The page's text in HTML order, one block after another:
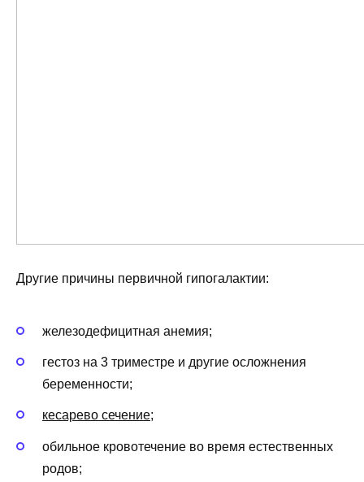
Другие причины первичной гипогалактии:
железодефицитная анемия;
гестоз на 3 триместре и другие осложнения
беременности;
кесарево сечение;
обильное кровотечение во время естественных
родов;